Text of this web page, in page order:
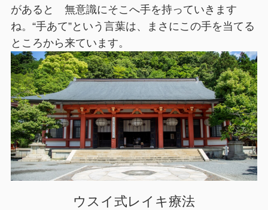
があると 無意識にそこへ手を持っていきます
ね。“手あて”という言葉は、まさにこの手を当てる
ところから来ています。
ウスイ式レイキ療法